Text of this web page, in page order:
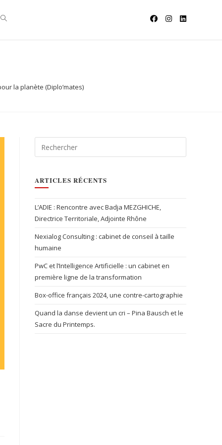
la planète (Diplo’mates)
ARTICLES RÉCENTS
L’ADIE : Rencontre avec Badja MEZGHICHE,
Directrice Territoriale, Adjointe Rhône
Nexialog Consulting : cabinet de conseil à taille
humaine
PwC et l’Intelligence Artificielle : un cabinet en
première ligne de la transformation
Box-office français 2024, une contre-cartographie
Quand la danse devient un cri – Pina Bausch et le
Sacre du Printemps.